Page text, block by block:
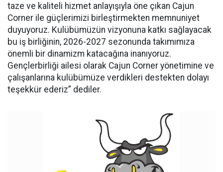
taze ve kaliteli hizmet anlayışıyla öne çıkan Cajun
Corner ile güçlerimizi birleştirmekten memnuniyet
duyuyoruz. Kulübümüzün vizyonuna katkı sağlayacak
bu iş birliğinin, 2026-2027 sezonunda takımımıza
önemli bir dinamizm katacağına inanıyoruz.
Gençlerbirliği ailesi olarak Cajun Corner yönetimine ve
çalışanlarına kulübümüze verdikleri destekten dolayı
teşekkür ederiz” dediler.